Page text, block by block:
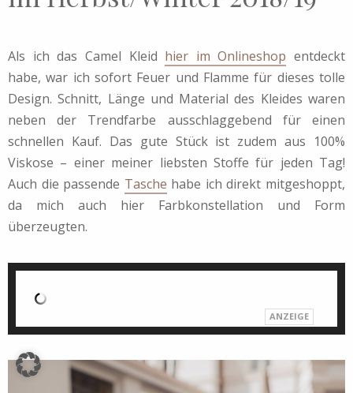
Als ich das Camel Kleid hier im Onlineshop entdeckt
habe, war ich sofort Feuer und Flamme für dieses tolle
Design. Schnitt, Länge und Material des Kleides waren
neben der Trendfarbe ausschlaggebend für einen
schnellen Kauf. Das gute Stück ist zudem aus 100%
Viskose – einer meiner liebsten Stoffe für jeden Tag!
Auch die passende Tasche habe ich direkt mitgeshoppt,
da mich auch hier Farbkonstellation und Form
überzeugten.